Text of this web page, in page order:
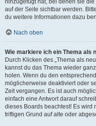
hinzugefügt hat, bei denen sie
auf der Seite sichtbar werden.
du weitere Informationen dazu
Nach oben
Wie markiere ich ein Thema als
Durch Klicken des „Thema als
kannst du das Thema wieder
holen. Wenn du den
möglicherweise deaktiviert oder
Zeit vergangen. Es ist auch
einfach eine Antwort darauf
dieses Boards beachtest! Es wird
triftigen Grund auf alte oder